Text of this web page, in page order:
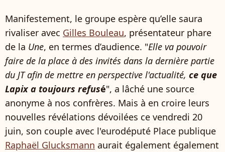
Manifestement, le groupe espère qu’elle saura
rivaliser avec Gilles Bouleau, présentateur phare
de la Une, en termes d’audience. "Elle va pouvoir
faire de la place à des invités dans la dernière partie
du JT afin de mettre en perspective l'actualité, ce que
Lapix a toujours refusé", a lâché une source
anonyme à nos confrères. Mais à en croire leurs
nouvelles révélations dévoilées ce vendredi 20
juin, son couple avec l'eurodéputé Place publique
Raphaël Glucksmann aurait également également